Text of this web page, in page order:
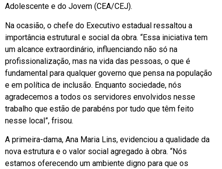
Adolescente e do Jovem (CEA/CEJ).
Na ocasião, o chefe do Executivo estadual ressaltou a
importância estrutural e social da obra. “Essa iniciativa tem
um alcance extraordinário, influenciando não só na
profissionalização, mas na vida das pessoas, o que é
fundamental para qualquer governo que pensa na população
e em política de inclusão. Enquanto sociedade, nós
agradecemos a todos os servidores envolvidos nesse
trabalho que estão de parabéns por tudo que têm feito
nesse local”, frisou.
A primeira-dama, Ana Maria Lins, evidenciou a qualidade da
nova estrutura e o valor social agregado à obra. “Nós
estamos oferecendo um ambiente digno para que os